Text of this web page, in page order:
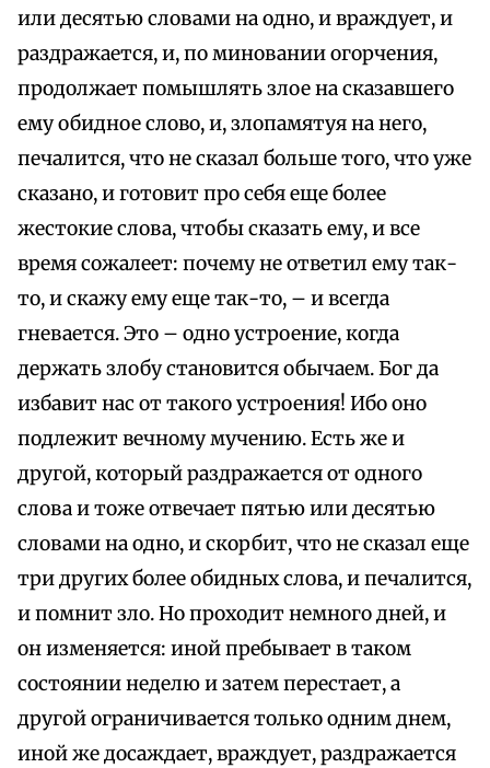
или десятью словами на одно, и враждует, и
раздражается, и, по миновании огорчения,
продолжает помышлять злое на сказавшего
ему обидное слово, и, злопамятуя на него,
печалится, что не сказал больше того, что уже
сказано, и готовит про себя еще более
жестокие слова, чтобы сказать ему, и все
время сожалеет: почему не ответил ему так-
то, и скажу ему еще так-то, – и всегда
гневается. Это – одно устроение, когда
держать злобу становится обычаем. Бог да
избавит нас от такого устроения! Ибо оно
подлежит вечному мучению. Есть же и
другой, который раздражается от одного
слова и тоже отвечает пятью или десятью
словами на одно, и скорбит, что не сказал еще
три других более обидных слова, и печалится,
и помнит зло. Но проходит немного дней, и
он изменяется: иной пребывает в таком
состоянии неделю и затем перестает, а
другой ограничивается только одним днем,
иной же досаждает, враждует, раздражается